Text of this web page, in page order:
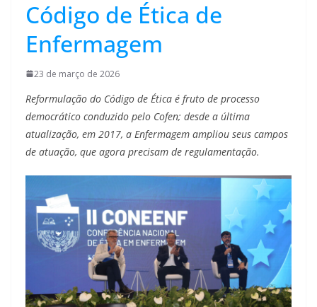
Código de Ética de
Enfermagem
23 de março de 2026
Reformulação do Código de Ética é fruto de processo
democrático conduzido pelo Cofen; desde a última
atualização, em 2017, a Enfermagem ampliou seus campos
de atuação, que agora precisam de regulamentação.